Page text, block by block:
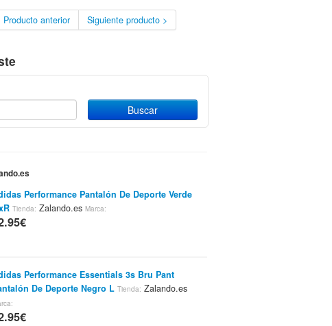
Producto anterior Siguiente producto >
Performance Pantalón De Deporte Verde
Tienda: Zalando.es Marca:
Performance Essentials 3s Bru Pant
De Deporte Negro L Tienda: Zalando.es